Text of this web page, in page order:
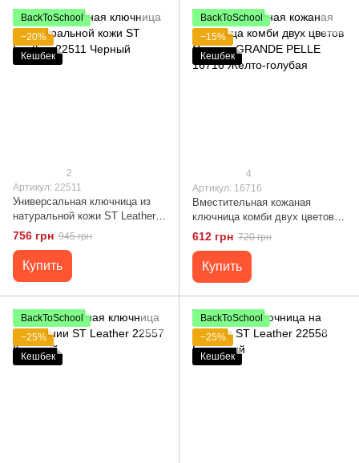
BackToSchool
−20%
Кешбек
2
Артикул: 22511
Универсальная ключница из
натуральной кожи ST Leather
22511 Черный
756 грн 945 грн
Купить
BackToSchool
−15%
Кешбек
4
Артикул: 16716
Вместительная кожаная
ключница комби двух цветов
Сердце GRANDE PELLE 16716
Желто-голубая
612 грн 720 грн
Купить
BackToSchool
−25%
Кешбек
BackToSchool
−25%
Кешбек